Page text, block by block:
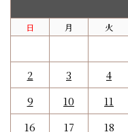
日 月 火
2
3 4
9
10 11
16
17 18